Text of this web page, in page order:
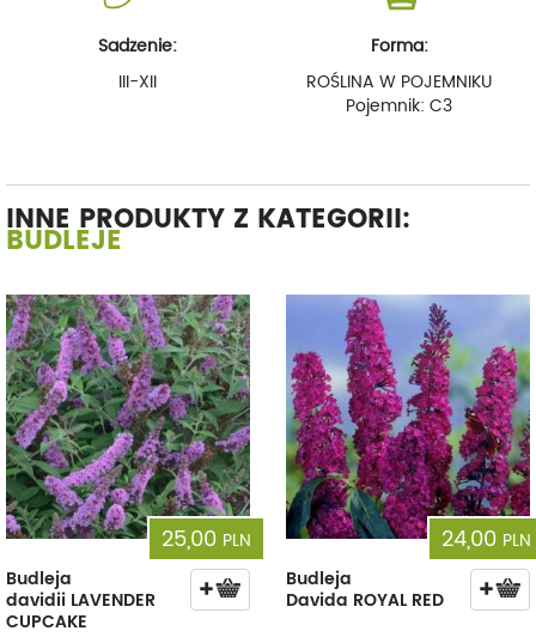
Sadzenie:
III-XII
Forma:
ROŚLINA W POJEMNIKU
Pojemnik: C3
INNE PRODUKTY Z KATEGORII:
BUDLEJE
25,00 PLN
Budleja
davidii LAVENDER
CUPCAKE
24,00 PLN
Budleja
Davida ROYAL RED